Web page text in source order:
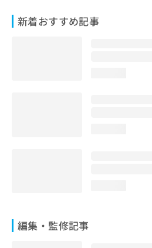
新着おすすめ記事
編集・監修記事
問